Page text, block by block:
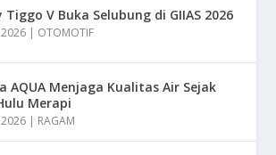
Tiggo V Buka Selubung di GIIAS 2026
| OTOMOTIF
AQUA Menjaga Kualitas Air Sejak
Merapi
| RAGAM